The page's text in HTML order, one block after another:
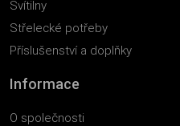
Svítilny
Střelecké potřeby
Příslušenství a doplňky
Informace
O společnosti